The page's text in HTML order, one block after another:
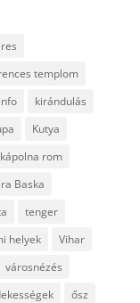
templom
info
kirándulás
Kutya
kápolna rom
Baska
tenger
helyek
Vihar
városnézés
ősz